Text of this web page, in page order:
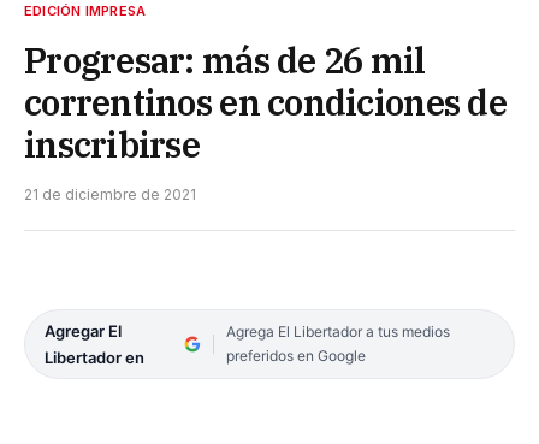
EDICIÓN IMPRESA
Progresar: más de 26 mil
correntinos en condiciones de
inscribirse
21 de diciembre de 2021
Agregar El
Libertador en
Agrega El Libertador a tus medios
preferidos en Google